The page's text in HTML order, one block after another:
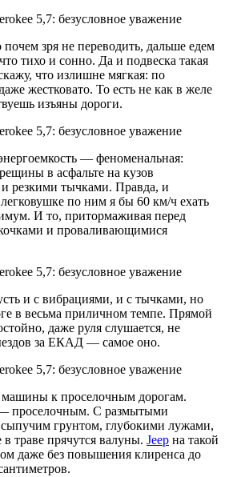
зря не переводить, дальше едем
тихо и сонно. Да и подвеска такая
что излишне мягкая: по
жестковато. То есть не как в желе
изъяны дороги.
— феноменальная:
в асфальте на кузов
резкими тычками. Правда, и
по ним я бы 60 км/ч ехать
И то, притормаживая перед
и проваливающимися
и с вибрациями, и с тычками, но
в весьма приличном темпе. Прямой
даже руля слушается, не
за ЕКАД — самое оно.
машины к проселочным дорогам.
проселочным. С размытыми
грунтом, глубокими лужами,
траве прячутся валуны. Jeep на такой
даже без повышения клиренса до